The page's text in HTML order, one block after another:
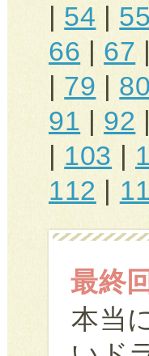
| 54| 55
66 |67|
| 79| 80
91 |92
| 103 |
112 |
最終
本当